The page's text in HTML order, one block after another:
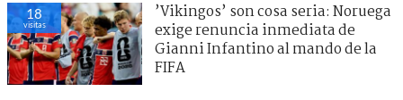
18
visitas
’Vikingos’ son cosa seria: Noruega
exige renuncia inmediata de
Gianni Infantino al mando de la
FIFA